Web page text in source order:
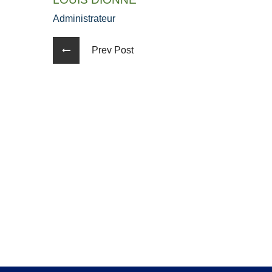
Administrateur
Prev Post